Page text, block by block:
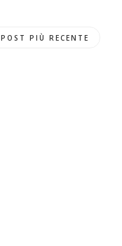
POST PIÙ RECENTE